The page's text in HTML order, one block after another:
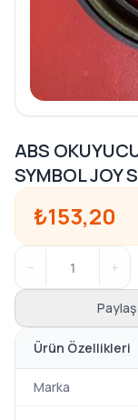
ABS
SYMBOL JOY
₺153,20
− +
Paylaş
Ürün Özellikleri
Marka